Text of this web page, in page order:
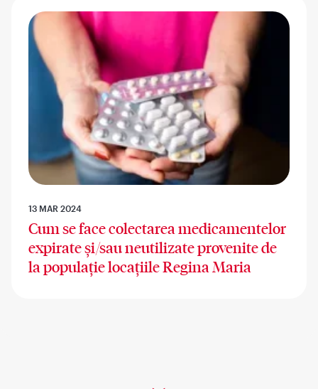
13 MAR 2024
Cum se face colectarea medicamentelor
expirate și/sau neutilizate provenite de
la populație locațiile Regina Maria